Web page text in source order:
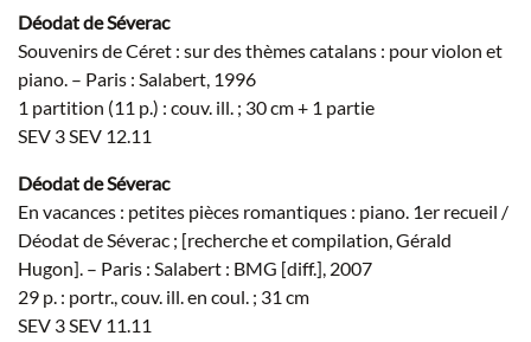
Déodat de Séverac
Souvenirs de Céret : sur des thèmes catalans : pour violon et
piano. – Paris : Salabert, 1996
1 partition (11 p.) : couv. ill. ; 30 cm + 1 partie
SEV 3 SEV 12.11
Déodat de Séverac
En vacances : petites pièces romantiques : piano. 1er recueil /
Déodat de Séverac ; [recherche et compilation, Gérald
Hugon]. – Paris : Salabert : BMG [diff.], 2007
29 p. : portr., couv. ill. en coul. ; 31 cm
SEV 3 SEV 11.11